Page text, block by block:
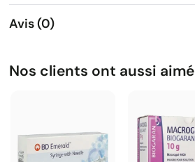
Avis (0)
Nos clients ont aussi aimé